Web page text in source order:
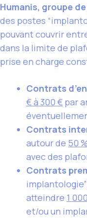
Humanis, groupe
des postes
pouvant couvrir
dans la limite de
prise en charge
Contrats
€ à 300 € par
Contrats
autour de 50
avec des
Contrats
atteindre 1
et/ou un